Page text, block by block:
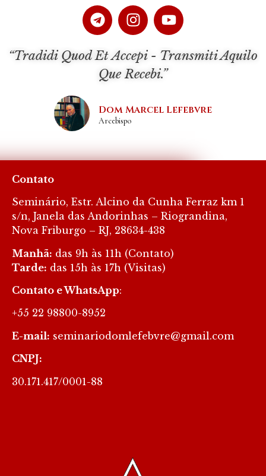
“Tradidi Quod Et Accepi - Transmiti Aquilo
Que Recebi.”
Dom Marcel Lefebvre
Arcebispo
Contato
Seminário, Estr. Alcino da Cunha Ferraz km 1
s/n, Janela das Andorinhas – Riograndina,
Nova Friburgo – RJ, 28634-438
Manhã: das 9h às 11h (Contato)
Tarde: das 15h às 17h (Visitas)
Contato e WhatsApp:
+55 22 98800-8952
E-mail: seminariodomlefebvre@gmail.com
CNPJ:
30.171.417/0001-88